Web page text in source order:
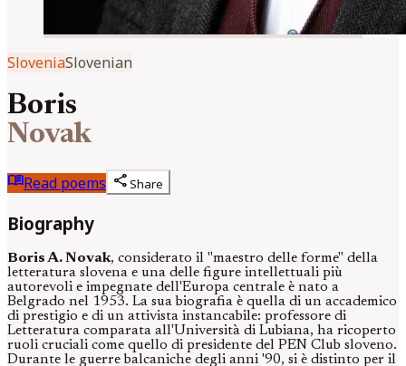
SloveniaSlovenian
Boris
Novak
menu_bookRead poems shareShare
Biography
Boris A. Novak, considerato il "maestro delle forme" della
letteratura slovena e una delle figure intellettuali più
autorevoli e impegnate dell'Europa centrale è nato a
Belgrado nel 1953. La sua biografia è quella di un accademico
di prestigio e di un attivista instancabile: professore di
Letteratura comparata all'Università di Lubiana, ha ricoperto
ruoli cruciali come quello di presidente del PEN Club sloveno.
Durante le guerre balcaniche degli anni '90, si è distinto per il